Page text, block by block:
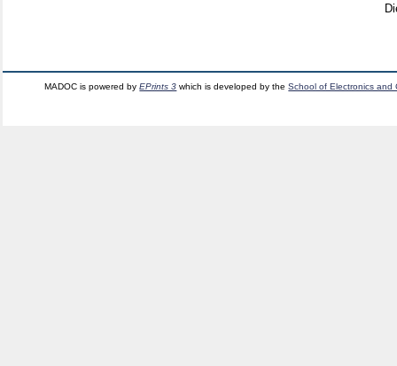
MADOC is powered byEPrints 3 which is developed by theSchool of Electronics and